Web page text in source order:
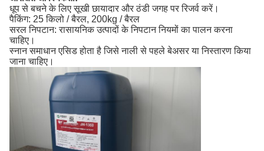
धूप से बचने के लिए सूखी छायादार और ठंडी जगह पर रिजर्व करें।
पैकिंग: 25 किलो / बैरल, 200kg / बैरल
सरल निपटान: रासायनिक उत्पादों के निपटान नियमों का पालन करना
चाहिए।
स्नान समाधान एसिड होता है जिसे नाली से पहले बेअसर या निस्तारण किया
जाना चाहिए।